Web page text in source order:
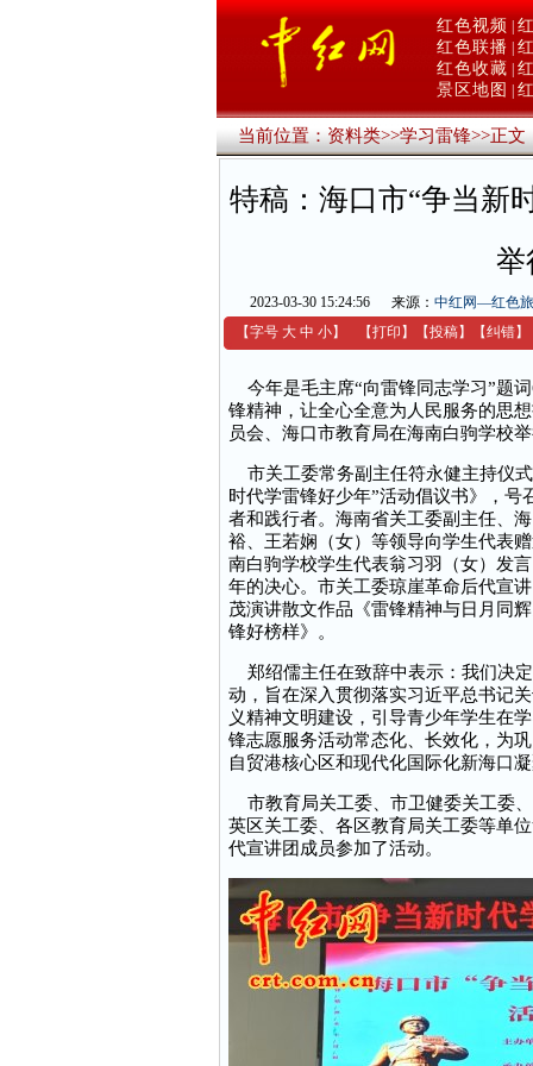
红色视频
红色联播
红色收藏
景区地图
当前位置：资料类>>学习雷锋>>正文
特稿：海口市“争当新
举
2023-03-30 15:24:56 来源： 中红网—红色
【字号 大 中 小】 【打印 】 【投稿】 【纠错】
今年是毛主席“向雷锋同志学习”题
锋精神，让全心全意为人民服务的思
员会、海口市教育局在海南白驹学校
市关工委常务副主任符永健主持仪
时代学雷锋好少年”活动倡议书》，
者和践行者。海南省关工委副主任、
裕、王若娴（女）等领导向学生代表
南白驹学校学生代表翁习羽（女）发
年的决心。市关工委琼崖革命后代宣
茂演讲散文作品《雷锋精神与日月同
锋好榜样》。
郑绍儒主任在致辞中表示：我们决
动，旨在深入贯彻落实习近平总书记
义精神文明建设，引导青少年学生在
锋志愿服务活动常态化、长效化，为
自贸港核心区和现代化国际化新海口
市教育局关工委、市卫健委关工委
英区关工委、各区教育局关工委等单
代宣讲团成员参加了活动。